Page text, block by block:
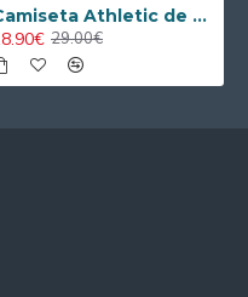
Camiseta Athletic de Bilbao 2024/2025 Alternativo Niño Kit
29.00€